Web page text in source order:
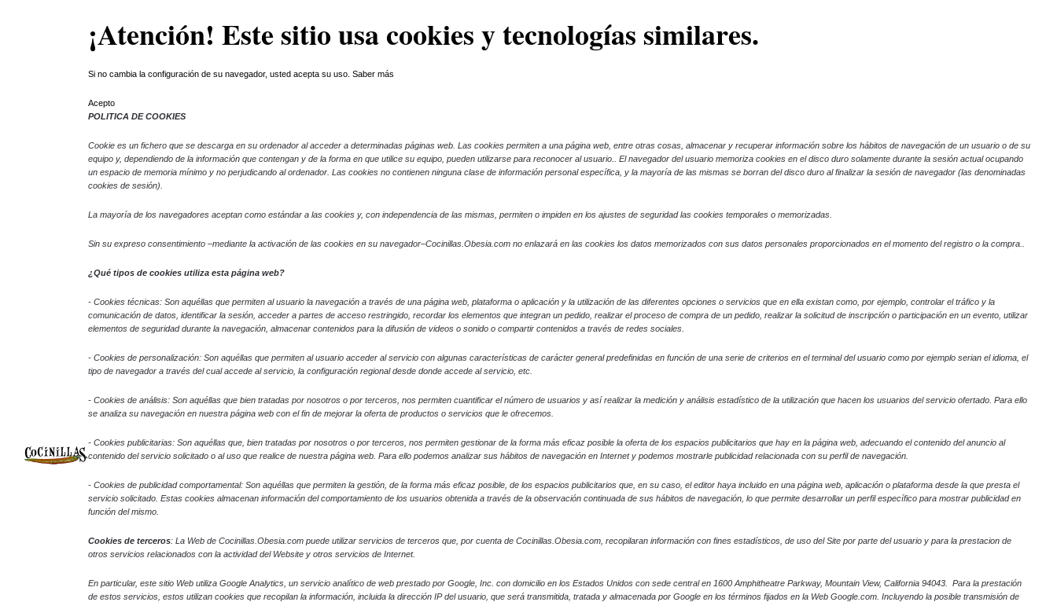
Skip to main content¡Atención! Este sitio usa cookies y tecnologías similares.
Si no cambia la configuración de su navegador, usted acepta su uso.Saber más
Acepto
POLITICA DE COOKIES
Cookiees un fichero que se descarga en su ordenador al acceder a determinadas páginas web. Las cookies permiten a una página web, entre otras cosas, almacenar y recuperar información sobre los hábitos de navegación de un usuario o de su
equipo y, dependiendo de la información que contengan y de la forma en que utilice su equipo, pueden utilizarse para reconocer al usuario.
. El navegador del usuario memoriza cookies en el disco duro solamente durante la sesión actual ocupando
un espacio de memoria mínimo y no perjudicando al ordenador. Las cookies no contienen ninguna clase de información personal específica, y la mayoría de las mismas se borran del disco duro al finalizar la sesión de navegador (las denominadas
cookies de sesión).
La mayoría de los navegadores aceptan como estándar a las cookies y, con independencia de las mismas, permiten o impiden en los ajustes de seguridad las cookies temporales o memorizadas.
Sin su expreso consentimiento –mediante la activación de las cookies en su navegador–Cocinillas.Obesia.com no enlazará en las cookies los datos memorizados con sus datos personales proporcionados en el momento del registro o la compra..
¿Qué tipos de cookies utiliza esta página web?
- Cookiestécnicas: Son aquéllas que permiten al usuario la navegación a través de una página web, plataforma o aplicación y la utilización de las diferentes opciones o servicios que en ella existan como, por ejemplo, controlar el tráfico y la
comunicación de datos, identificar la sesión, acceder a partes de acceso restringido, recordar los elementos que integran un pedido, realizar el proceso de compra de un pedido, realizar la solicitud de inscripción o participación en un evento, utilizar
elementos de seguridad durante la navegación, almacenar contenidos para la difusión de videos o sonido o compartir contenidos a través de redes sociales.
- Cookiesde personalización: Son aquéllas que permiten al usuario acceder al servicio con algunas características de carácter general predefinidas en función de una serie de criterios en el terminal del usuario como por ejemplo serian el idioma, el
tipo de navegador a través del cual accede al servicio, la configuración regional desde donde accede al servicio, etc.
- Cookies de análisis: Son aquéllas que bien tratadas por nosotros o por terceros, nos permiten cuantificar el número de usuarios y así realizar la medición y análisis estadístico de la utilización que hacen los usuarios del servicio ofertado. Para ello
se analiza su navegación en nuestra página web con el fin de mejorar la oferta de productos o servicios que le ofrecemos.
- Cookies publicitarias: Son aquéllas que, bien tratadas por nosotros o por terceros, nos permiten gestionar de la forma más eficaz posible la oferta de los espacios publicitarios que hay en la página web, adecuando el contenido del anuncio al
contenido del servicio solicitado o al uso que realice de nuestra página web. Para ello podemos analizar sus hábitos de navegación en Internet y podemos mostrarle publicidad relacionada con su perfil de navegación.
- Cookies depublicidad comportamental: Son aquéllas que permiten la gestión, de la forma más eficaz posible, de los espacios publicitarios que, en su caso, el editor haya incluido en una página web, aplicación o plataforma desde la que presta el
servicio solicitado. Estas cookies almacenan información del comportamiento de los usuarios obtenida a través de la observación continuada de sus hábitos de navegación, lo que permite desarrollar un perfil específico para mostrar publicidad en
función del mismo.
Cookies de terceros: La Web de Cocinillas.Obesia.com puede utilizar servicios de terceros que, por cuenta de Cocinillas.Obesia.com, recopilaran información con fines estadísticos, de uso del Site por parte del usuario y para la prestacion de
otros servicios relacionados con la actividad del Website y otros servicios de Internet.
En particular, este sitio Web utiliza Google Analytics, un servicio analítico de web prestado por Google, Inc. con domicilio en los Estados Unidos con sede central en 1600 Amphitheatre Parkway, Mountain View, California 94043. Para la prestación
de estos servicios, estos utilizan cookies que recopilan la información, incluida la dirección IP del usuario, que será transmitida, tratada y almacenada por Google en los términos fijados en la Web Google.com. Incluyendo la posible transmisión de